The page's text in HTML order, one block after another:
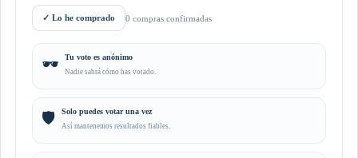
✓ Lo he comprado 0 compras confirmadas
🕶️ Tu voto es anónimo
Nadie sabrá cómo has votado.
🛡️ Solo puedes votar una vez
Así mantenemos resultados fiables.